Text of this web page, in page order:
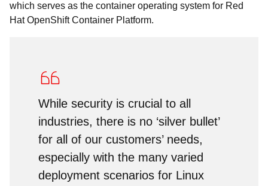
which serves as the container operating system for Red
Hat OpenShift Container Platform.
While security is crucial to all
industries, there is no ‘silver bullet’
for all of our customers’ needs,
especially with the many varied
deployment scenarios for Linux